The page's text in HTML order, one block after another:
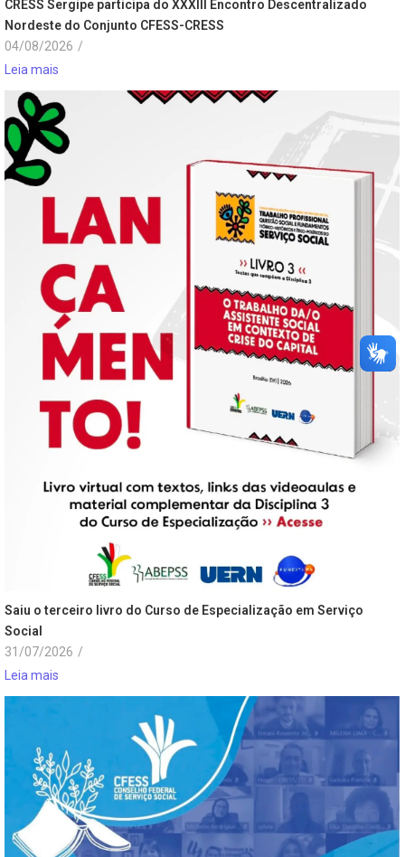
CRESS Sergipe participa do XXXIII Encontro Descentralizado
Nordeste do Conjunto CFESS-CRESS
04/08/2026 /
Leia mais
Saiu o terceiro livro do Curso de Especialização em Serviço
Social
31/07/2026 /
Leia mais